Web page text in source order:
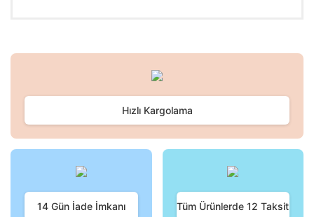
Bu ürüne ilk yorumu siz yapın!
Yorum Yaz
kullanarak tarafımıza iletebilirsiniz.
Ürün resmi kalitesiz, bozuk veya görüntülenemiyor.
Bu ürüne benzer farklı alternatifler olmalı.
Hızlı Kargolama
14 Gün İade İmkanı Tüm Ürünlerde 12 Taksit